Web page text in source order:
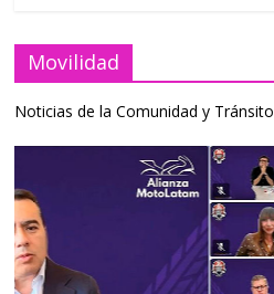
Movilidad
Noticias de la Comunidad y Tránsito